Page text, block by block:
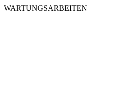
WARTUNGSARBEITEN